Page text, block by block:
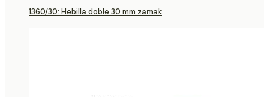
1360/30: Hebilla doble 30 mm zamak